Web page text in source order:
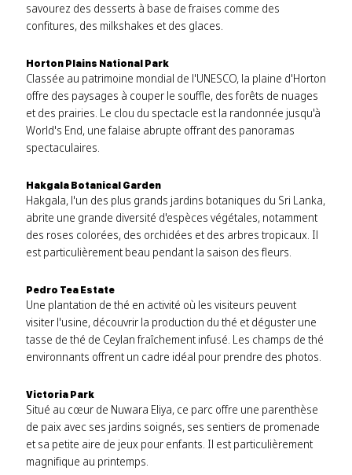
savourez des desserts à base de fraises comme des
confitures, des milkshakes et des glaces.
Horton Plains National Park
Classée au patrimoine mondial de l'UNESCO, la plaine d'Horton
offre des paysages à couper le souffle, des forêts de nuages ​​
et des prairies. Le clou du spectacle est la randonnée jusqu'à
World's End, une falaise abrupte offrant des panoramas
spectaculaires.
Hakgala Botanical Garden
Hakgala, l'un des plus grands jardins botaniques du Sri Lanka,
abrite une grande diversité d'espèces végétales, notamment
des roses colorées, des orchidées et des arbres tropicaux. Il
est particulièrement beau pendant la saison des fleurs.
Pedro Tea Estate
Une plantation de thé en activité où les visiteurs peuvent
visiter l'usine, découvrir la production du thé et déguster une
tasse de thé de Ceylan fraîchement infusé. Les champs de thé
environnants offrent un cadre idéal pour prendre des photos.
Victoria Park
Situé au cœur de Nuwara Eliya, ce parc offre une parenthèse
de paix avec ses jardins soignés, ses sentiers de promenade
et sa petite aire de jeux pour enfants. Il est particulièrement
magnifique au printemps.